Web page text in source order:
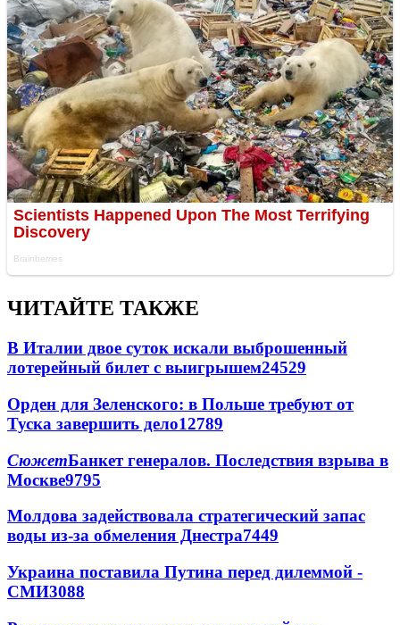
ЧИТАЙТЕ ТАКЖЕ
В Италии двое суток искали выброшенный
лотерейный билет с выигрышем24529
Орден для Зеленского: в Польше требуют от
Туска завершить дело12789
СюжетБанкет генералов. Последствия взрыва в
Москве9795
Молдова задействовала стратегический запас
воды из-за обмеления Днестра7449
Украина поставила Путина перед дилеммой -
СМИ3088